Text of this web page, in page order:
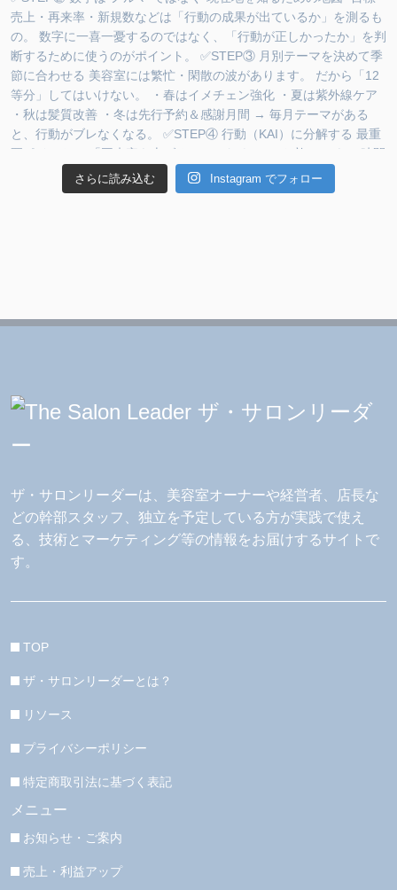
さらに読み込む Instagram でフォロー
ザ・サロンリーダーは、美容室オーナーや経営者、店長な
どの幹部スタッフ、独立を予定している方が実践で使え
る、技術とマーケティング等の情報をお届けするサイトで
す。
TOP
ザ・サロンリーダーとは？
リソース
プライバシーポリシー
特定商取引法に基づく表記
メニュー
お知らせ・ご案内
売上・利益アップ